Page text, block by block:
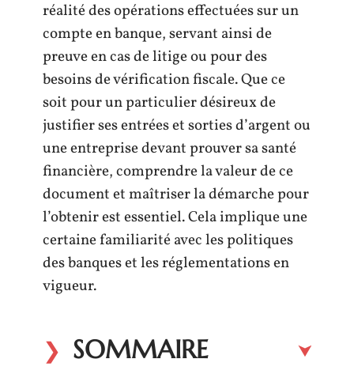
réalité des opérations effectuées sur un
compte en banque, servant ainsi de
preuve en cas de litige ou pour des
besoins de vérification fiscale. Que ce
soit pour un particulier désireux de
justifier ses entrées et sorties d’argent ou
une entreprise devant prouver sa santé
financière, comprendre la valeur de ce
document et maîtriser la démarche pour
l’obtenir est essentiel. Cela implique une
certaine familiarité avec les politiques
des banques et les réglementations en
vigueur.
SOMMAIRE